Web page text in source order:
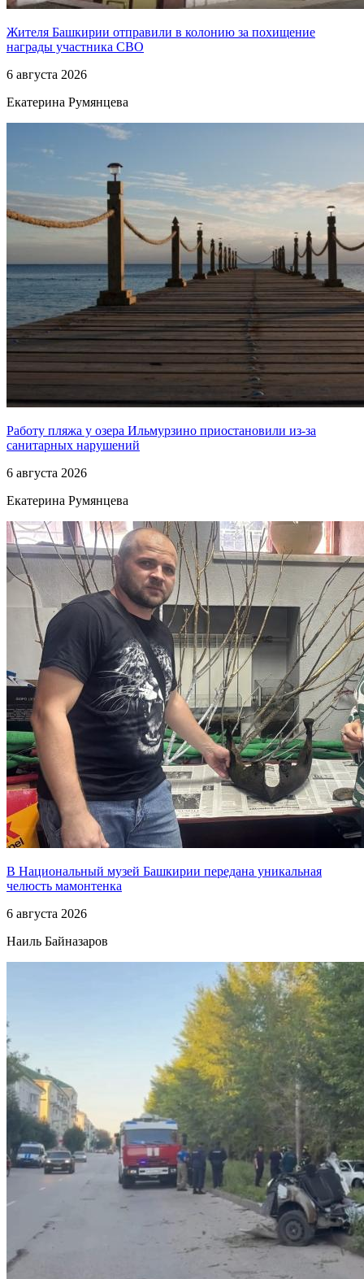
Жителя Башкирии отправили в колонию за похищение
награды участника СВО
6 августа 2026
Екатерина Румянцева
Работу пляжа у озера Ильмурзино приостановили из-за
санитарных нарушений
6 августа 2026
Екатерина Румянцева
В Национальный музей Башкирии передана уникальная
челюсть мамонтенка
6 августа 2026
Наиль Байназаров